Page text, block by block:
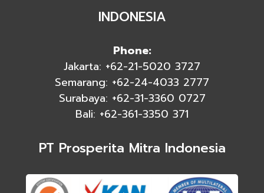
INDONESIA
Phone:
Jakarta: +62-21-5020 3727
Semarang: +62-24-4033 2777
Surabaya: +62-31-3360 0727
Bali: +62-361-3350 371
PT Prosperita Mitra Indonesia